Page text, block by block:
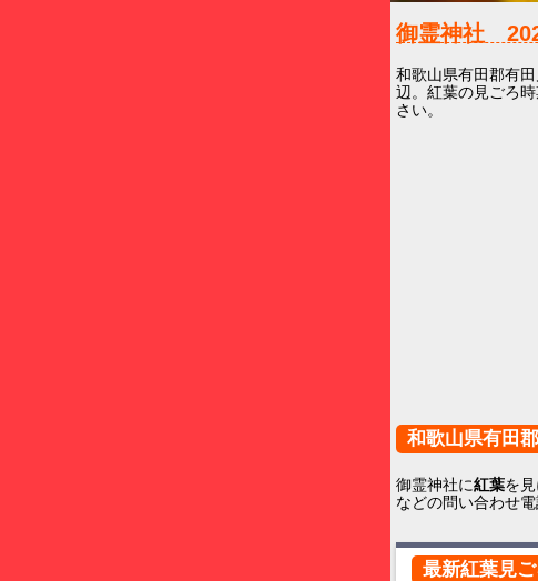
御霊神社
和歌山県有田郡有
辺。紅葉の見ごろ
さい。
和歌山県有田
御霊神社に紅葉を
などの問い合わせ
最新紅葉見ご